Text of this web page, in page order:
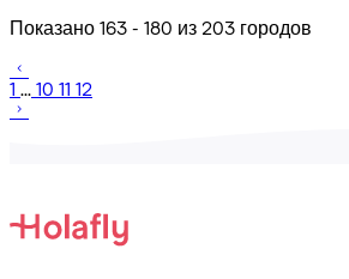
Показано 163 - 180 из 203 городов
1 ... 10 11 12